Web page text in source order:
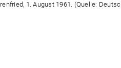
1. August 1961. (Quelle: